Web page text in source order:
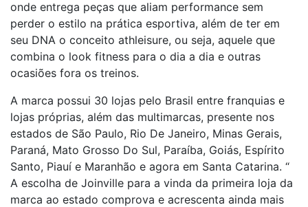
onde entrega peças que aliam performance sem
perder o estilo na prática esportiva, além de ter em
seu DNA o conceito athleisure, ou seja, aquele que
combina o look fitness para o dia a dia e outras
ocasiões fora os treinos.
A marca possui 30 lojas pelo Brasil entre franquias e
lojas próprias, além das multimarcas, presente nos
estados de São Paulo, Rio De Janeiro, Minas Gerais,
Paraná, Mato Grosso Do Sul, Paraíba, Goiás, Espírito
Santo, Piauí e Maranhão e agora em Santa Catarina. “
A escolha de Joinville para a vinda da primeira loja da
marca ao estado comprova e acrescenta ainda mais